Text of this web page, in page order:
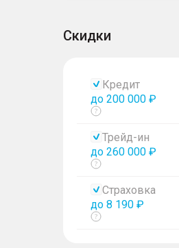
Скидки
Кредит
до 200 000 ₽
Показать
Трейд-ин
до 260 000 ₽
Показать
Страховка
до 8 190 ₽
Показать